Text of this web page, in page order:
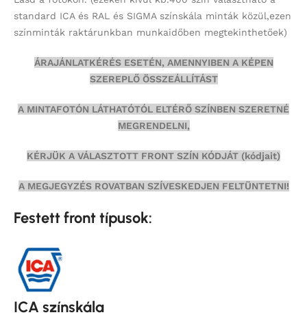
standard ICA és RAL és SIGMA színskála minták közül,ezen
színminták raktárunkban munkaidőben megtekinthetőek)
ÁRAJÁNLATKÉRÉS ESETÉN, AMENNYIBEN A KÉPEN
SZEREPLŐ ÖSSZEÁLLÍTÁST
A MINTAFOTÓN LÁTHATÓTÓL ELTÉRŐ SZÍNBEN SZERETNÉ
MEGRENDELNI,
KÉRJÜK A VÁLASZTOTT FRONT SZÍN KÓDJÁT (kódjait)
A MEGJEGYZÉS ROVATBAN SZÍVESKEDJEN FELTÜNTETNI!
Festett front típusok:
ICA színskála